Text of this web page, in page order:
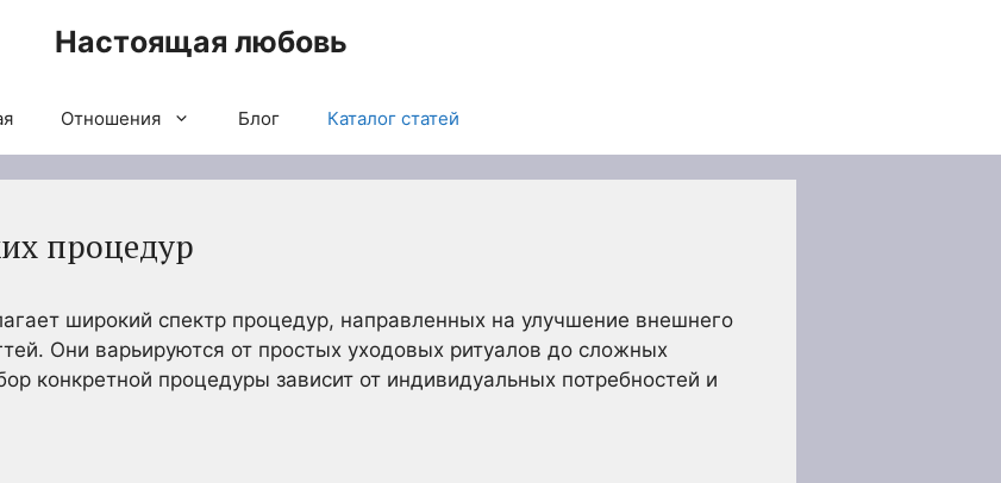
Настоящая любовь
Отношения Блог Каталог статей
процедур
широкий спектр процедур, направленных на улучшение внешнего
Они варьируются от простых уходовых ритуалов до сложных
конкретной процедуры зависит от индивидуальных потребностей и